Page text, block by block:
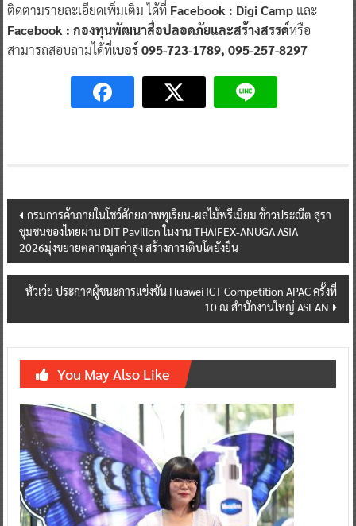
ติดตามรายละเอียดเพิ่มเติม ได้ที่ Facebook : Digi Camp และ
Facebook : กองทุนพัฒนาสื่อปลอดภัยและสร้างสรรค์หรือ
สามารถสอบถามได้ที่เบอร์ 095-723-1789, 095-257-8297
Post
navigation
กรมการค้าภายในโชว์ศักยภาพทุเรียน-ผลไม้พรีเมียม ข้าวประณีต สุรา
ชุมชนของไทยผ่าน DIT Pavilion ในงาน THAIFEX-ANUGA ASIA
2026มุ่งขยายตลาดมูลค่าสูง สร้างการเติบโตยั่งยืน
หัวเว่ย ประกาศผู้ชนะการแข่งขัน Huawei ICT Competition APAC ครั้งที่
10 ณ สำนักงานใหญ่ ASEAN
You May Also Like